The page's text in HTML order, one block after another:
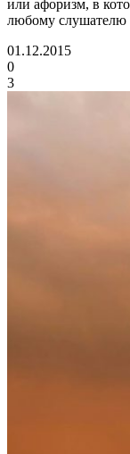
или афоризм, в
любому слушателю
01.12.2015
0
3